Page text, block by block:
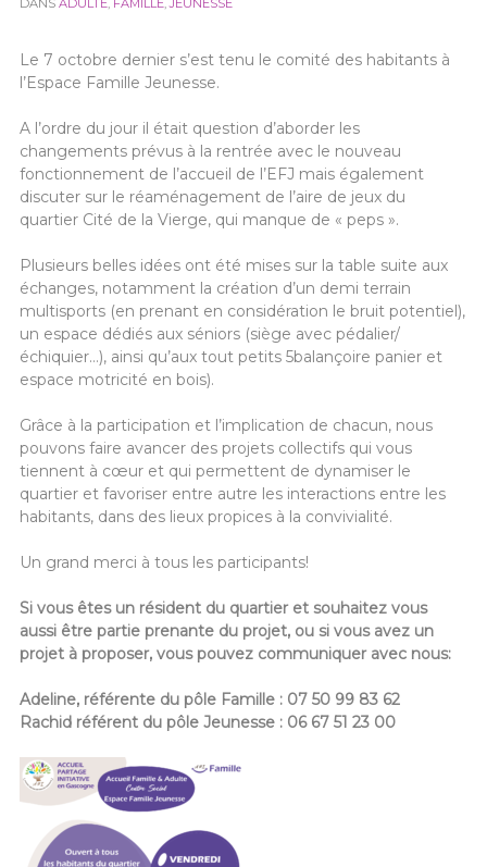
Le 7 octobre dernier s’est tenu le comité des habitants à
l’Espace Famille Jeunesse.
A l’ordre du jour il était question d’aborder les
changements prévus à la rentrée avec le nouveau
fonctionnement de l’accueil de l’EFJ mais également
discuter sur le réaménagement de l’aire de jeux du
quartier Cité de la Vierge, qui manque de « peps ».
Plusieurs belles idées ont été mises sur la table suite aux
échanges, notamment la création d’un demi terrain
multisports (en prenant en considération le bruit potentiel),
un espace dédiés aux séniors (siège avec pédalier/
échiquier…), ainsi qu’aux tout petits 5balançoire panier et
espace motricité en bois).
Grâce à la participation et l’implication de chacun, nous
pouvons faire avancer des projets collectifs qui vous
tiennent à cœur et qui permettent de dynamiser le
quartier et favoriser entre autre les interactions entre les
habitants, dans des lieux propices à la convivialité.
Un grand merci à tous les participants!
Si vous êtes un résident du quartier et souhaitez vous
aussi être partie prenante du projet, ou si vous avez un
projet à proposer, vous pouvez communiquer avec nous:
Adeline, référente du pôle Famille : 07 50 99 83 62
Rachid référent du pôle Jeunesse : 06 67 51 23 00